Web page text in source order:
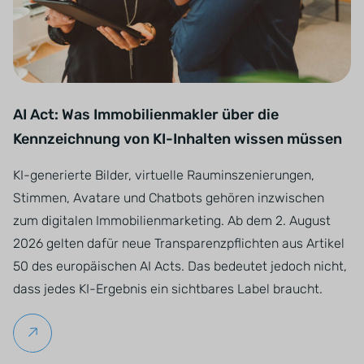
AI Act: Was Immobilienmakler über die
Kennzeichnung von KI-Inhalten wissen müssen
KI-generierte Bilder, virtuelle Rauminszenierungen,
Stimmen, Avatare und Chatbots gehören inzwischen
zum digitalen Immobilienmarketing. Ab dem 2. August
2026 gelten dafür neue Transparenzpflichten aus Artikel
50 des europäischen AI Acts. Das bedeutet jedoch nicht,
dass jedes KI-Ergebnis ein sichtbares Label braucht.
Weiterlesen